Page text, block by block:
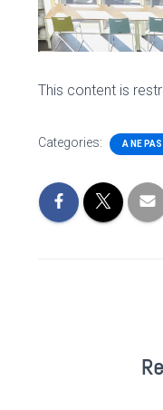
This content is
Categories: A NE